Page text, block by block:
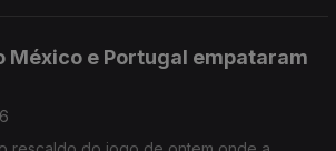
México e Portugal empataram